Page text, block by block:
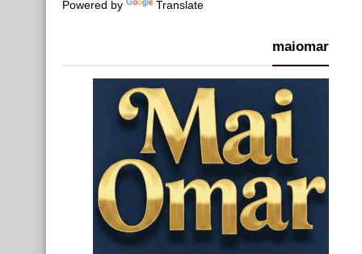
Powered by Translate
maiomar